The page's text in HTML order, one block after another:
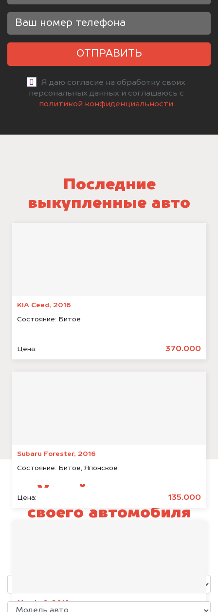
ОТПРАВИТЬ
Я даю согласие на обработку своих
персональных данных и соглашаюсь с
политикой конфиденциальности
Последние
выкупленные авто
KIA Ceed, 2016
Состояние: Битое
Цена: 370.000
Subaru Forester, 2016
Состояние: Битое, Японское
Цена: 135.000
Mazda 6, 2019
Узнай стоимость
своего автомобиля